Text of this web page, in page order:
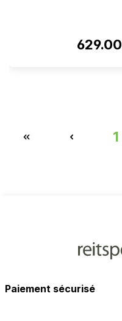
629.00
1
Paiement sécurisé